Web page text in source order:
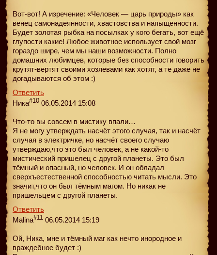
Вот-вот! А изречение: «Человек — царь природы» как
венец самонадеянности, хвастовства и напыщенности.
Будет золотая рыбка на посылках у кого бегать, вот ещё
глупости какие! Любое животное использует свой мозг
гораздо шире, чем мы наши возможности. Полно
домашних любимцев, которые без способности говорить
крутят-вертят своими хозяевами как хотят, а те даже не
догадываются об этом :)
Ответить
Ника#10 06.05.2014 15:08
Что-то вы совсем в мистику впали…
Я не могу утверждать насчёт этого случая, так и насчёт
случая в электричке, но насчёт своего случаю
утверждаю,что это был человек, а не какой-то
мистический пришелец с другой планеты. Это был
тёмный и опасный, но человек. И он обладал
сверхъестественной способностью читать мысли. Это
значит,что он был тёмным магом. Но никак не
пришельцем с другой планеты.
Ответить
Malina#11 06.05.2014 15:19
Oй, Ника, мне и тёмный маг как нечто инородное и
враждебное будет :)